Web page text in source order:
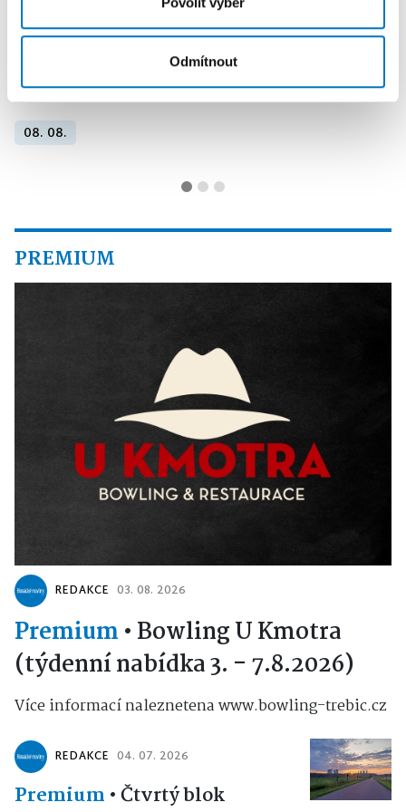
Odmítnout
08. 08.
PREMIUM
REDAKCE 03. 08. 2026
Premium • Bowling U Kmotra
(týdenní nabídka 3. - 7.8.2026)
Více informací naleznetena www.bowling-trebic.cz
REDAKCE 04. 07. 2026
Premium •Čtvrtý blok